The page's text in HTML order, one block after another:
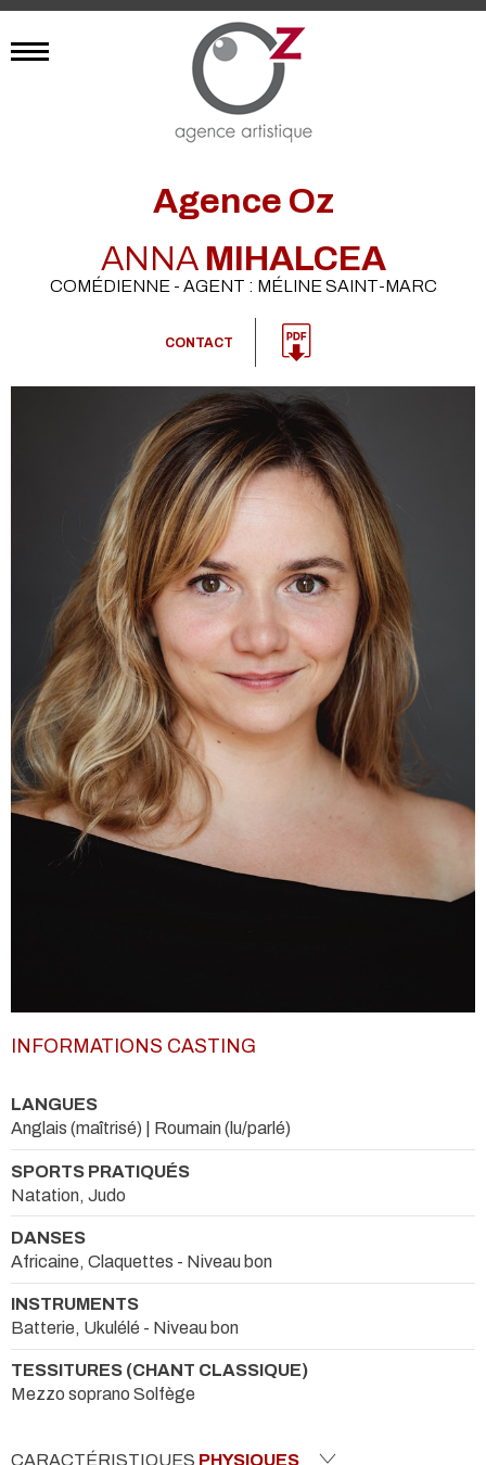
Agence Oz
ANNAMIHALCEA
COMÉDIENNE - AGENT : MÉLINE SAINT-MARC
CONTACT
INFORMATIONS CASTING
LANGUES
Anglais (maîtrisé) | Roumain (lu/parlé)
SPORTS PRATIQUÉS
Natation, Judo
DANSES
Africaine, Claquettes - Niveau bon
INSTRUMENTS
Batterie, Ukulélé - Niveau bon
TESSITURES (CHANT CLASSIQUE)
Mezzo soprano Solfège
CARACTÉRISTIQUES PHYSIQUES